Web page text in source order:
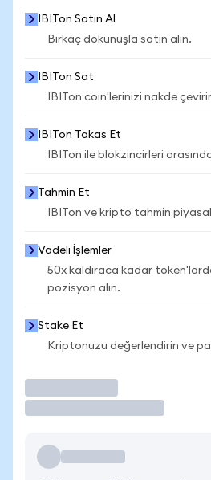
IBITon Satın Al
Birkaç dokunuşla satın alın.
IBITon Sat
IBITon coin'lerinizi nakde
IBITon Takas Et
IBITon ile blokzincirleri
Tahmin Et
IBITon ve kripto tahmin
Vadeli İşlemler
50x kaldıraca kadar
pozisyon alın.
Stake Et
Kriptonuzu değerlendirin ve